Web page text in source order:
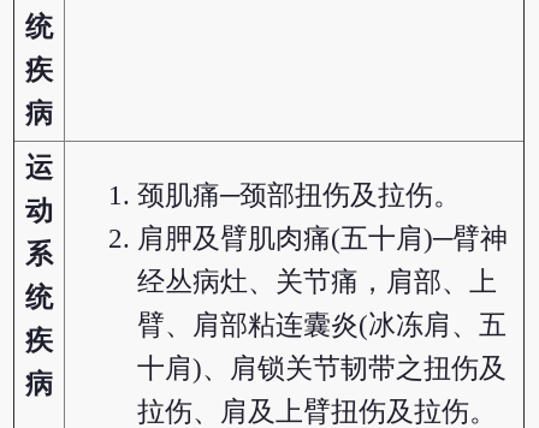
统
疾
病
运
动
系
统
疾
病
颈肌痛─颈部扭伤及拉伤。
肩胛及臂肌肉痛(五十肩)─臂神
经丛病灶、关节痛，肩部、上
臂、肩部粘连囊炎(冰冻肩、五
十肩)、肩锁关节韧带之扭伤及
拉伤、肩及上臂扭伤及拉伤。